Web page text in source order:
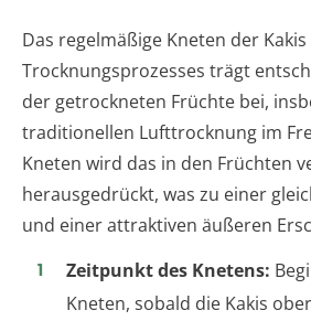
Das regelmäßige Kneten der
Trocknungsprozesses trägt
der getrockneten Früchte bei,
traditionellen Lufttrocknung im
Kneten wird das in den Früchten
herausgedrückt, was zu einer
und einer attraktiven äußeren
Zeitpunkt des Knetens:
Kneten, sobald die Kakis